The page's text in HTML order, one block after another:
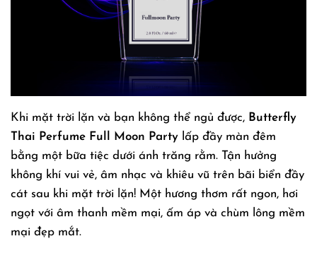
Khi mặt trời lặn và bạn không thể ngủ được, Butterfly
Thai Perfume Full Moon Party lấp đầy màn đêm
bằng một bữa tiệc dưới ánh trăng rằm. Tận hưởng
không khí vui vẻ, âm nhạc và khiêu vũ trên bãi biển đầy
cát sau khi mặt trời lặn! Một hương thơm rất ngon, hơi
ngọt với âm thanh mềm mại, ấm áp và chùm lông mềm
mại đẹp mắt.